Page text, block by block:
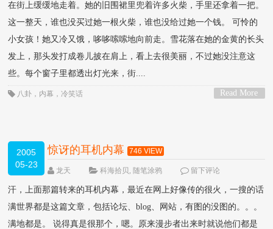
在街上缓缓地走着。她的旧围裙里兜着许多火柴，手里还拿着一把。
这一整天，谁也没买过她一根火柴，谁也没给过她一个钱。 可怜的
小女孩！她又冷又饿，哆哆嗦嗦地向前走。雪花落在她的金黄的长头
发上，那头发打成卷儿披在肩上，看上去很美丽，不过她没注意这
些。每个窗子里都透出灯光来，街....
Read More
八卦 ， 内幕 ，冷笑话
2005
05-23
惊讶的耳机内幕 746 VIEW
龙天 科海拾贝 , 随笔涂鸦 留下评论
汗，上面那篇转来的耳机内幕，最近在网上好像传的很火，一搜的话
满世界都是这篇文章，包括论坛、blog、网站，有图的没图的。。。
满地都是。 说得真是很那个，嗯。原来漫步者出来时就说他们都是